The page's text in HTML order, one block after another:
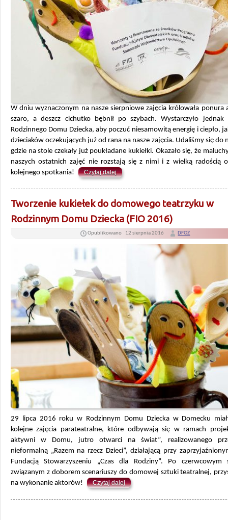
W dniu wyznaczonym na nasze sierpniowe zajęcia królowała ponura
szaro, a deszcz cichutko bębnił po szybach. Wystarczyło
Rodzinnego Domu Dziecka, aby poczuć niesamowitą energię i ciepło,
dzieciaków oczekujących już od rana na nasze zajęcia. Udaliśmy się do
gdzie na stole czekały już poukładane kukiełki. Okazało się, że
naszych ostatnich zajęć nie rozstają się z nimi i z wielką radością
kolejnego spotkania!
Czytaj dalej
Tworzenie kukiełek do domowego teatrzyku w
Rodzinnym Domu Dziecka (FIO 2016)
Opublikowano 12 sierpnia 2016 DFOZ
29 lipca 2016 roku w Rodzinnym Domu Dziecka w Domecku
kolejne zajęcia parateatralne, które odbywają się w ramach
aktywni w Domu, jutro otwarci na świat”, realizowanego
nieformalną „Razem na rzecz Dzieci”, działającą przy
Fundacją Stowarzyszeniu „Czas dla Rodziny”. Po czerwcowym
związanym z doborem scenariuszy do domowej sztuki teatralnej,
na wykonanie aktorów!
Czytaj dalej